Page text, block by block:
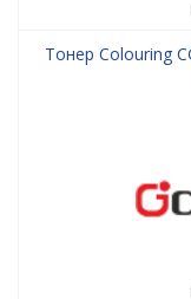
Тонер Colouring